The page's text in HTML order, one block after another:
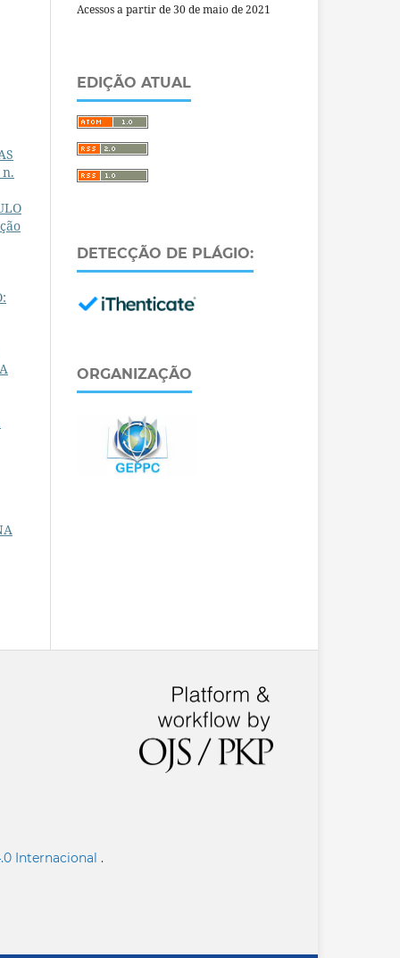
Acessos a partir de 30 de maio de 2021
EDIÇÃO ATUAL
DETECÇÃO DE PLÁGIO:
ORGANIZAÇÃO
Internacional .